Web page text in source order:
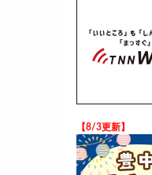
【8/3更新】